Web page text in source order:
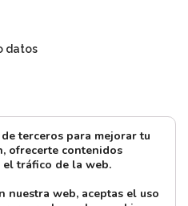
datos
terceros para mejorar tu
ofrecerte contenidos
tráfico de la web.
nuestra web, aceptas el uso